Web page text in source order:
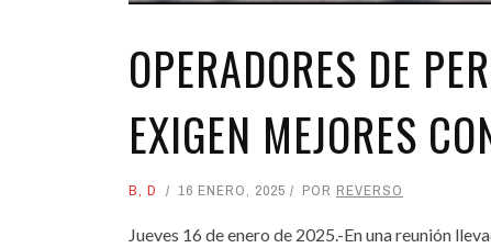
OPERADORES DE
EXIGEN MEJORES
B, D 16 ENERO, 2025 POR REVERSO
Jueves 16 de enero de 2025.-En una reunión